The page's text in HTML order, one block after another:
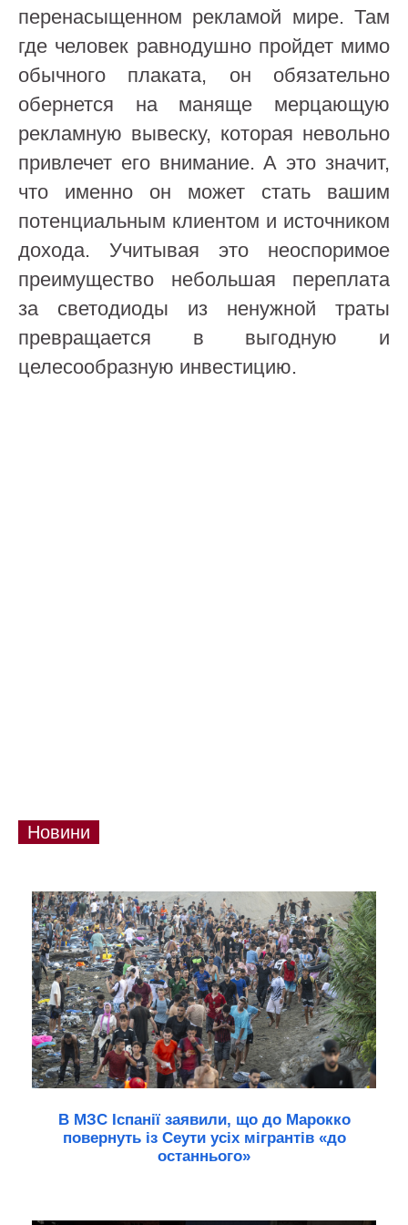
перенасыщенном рекламой мире. Там
где человек равнодушно пройдет мимо
обычного плаката, он обязательно
обернется на маняще мерцающую
рекламную вывеску, которая невольно
привлечет его внимание. А это значит,
что именно он может стать вашим
потенциальным клиентом и источником
дохода. Учитывая это неоспоримое
преимущество небольшая переплата
за светодиоды из ненужной траты
превращается в выгодную и
целесообразную инвестицию.
Новини
В МЗС Іспанії заявили, що до Марокко
повернуть із Сеути усіх мігрантів «до
останнього»